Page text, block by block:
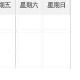
五 星期六 星期日